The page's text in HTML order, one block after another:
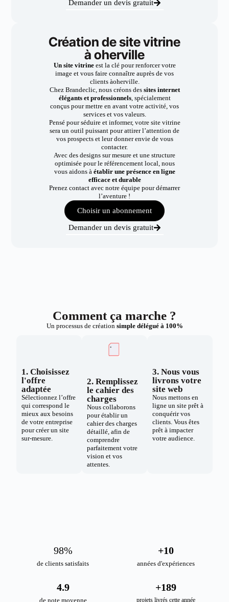
Demander un devis gratuit
Création de site vitrine
à oherville
Un site vitrineest la clé pour renforcer votre
image et vous faire connaître auprès de vos
clients àoherville.
Chez Brandeclic, nous créons dessites internet
élégants et professionnels, spécialement
conçus pour mettre en avant votre activité, vos
services et vos valeurs.
Pensé pour séduire et informer, votre site vitrine
sera un outil puissant pour attirer l’attention de
vos prospects et leur donner envie de vous
contacter.
Avec des designs sur mesure et une structure
optimisée pour le référencement local, nous
vous aidons à établir une présence en ligne
efficace et durable
Prenez contact avec notre équipe pour démarrer
l’aventure !
Choisir un abonnement
Demander un devis gratuit
Comment ça marche ?
Un processus de création simple délégué à 100%
1. Choisissez
l'offre
adaptée
Sélectionnez l’offre
qui correspond le
mieux aux besoins
de votre entreprise
pour créer un site
sur-mesure.
2. Remplissez
le cahier des
charges
Nous collaborons
pour établir un
cahier des charges
détaillé, afin de
comprendre
parfaitement votre
vision et vos
attentes.
3. Nous vous
livrons votre
site web
Nous mettons en
ligne un site prêt à
conquérir vos
clients. Vous êtes
prêt à impacter
votre audience.
de clients satisfaits
98%
années d'expériences
+10
de note moyenne
4.9
projets livrés cette année
+189